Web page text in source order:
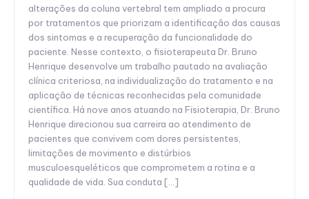
alterações da coluna vertebral tem ampliado a procura
por tratamentos que priorizam a identificação das causas
dos sintomas e a recuperação da funcionalidade do
paciente. Nesse contexto, o fisioterapeuta Dr. Bruno
Henrique desenvolve um trabalho pautado na avaliação
clínica criteriosa, na individualização do tratamento e na
aplicação de técnicas reconhecidas pela comunidade
científica. Há nove anos atuando na Fisioterapia, Dr. Bruno
Henrique direcionou sua carreira ao atendimento de
pacientes que convivem com dores persistentes,
limitações de movimento e distúrbios
musculoesqueléticos que comprometem a rotina e a
qualidade de vida. Sua conduta […]